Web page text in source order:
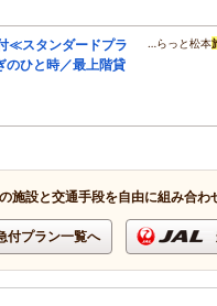
≪スタンダードプラ
ひと時／最上階貸
…らっと松本
施設と交通手段を自由に組み合
付プラン一覧へ